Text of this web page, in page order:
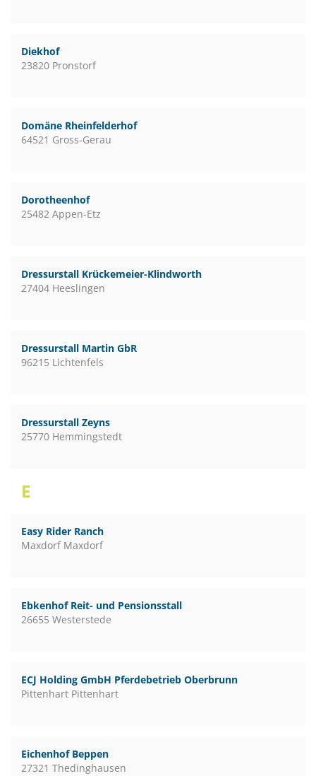
Diekhof
23820 Pronstorf
Domäne Rheinfelderhof
64521 Gross-Gerau
Dorotheenhof
25482 Appen-Etz
Dressurstall Krückemeier-Klindworth
27404 Heeslingen
Dressurstall Martin GbR
96215 Lichtenfels
Dressurstall Zeyns
25770 Hemmingstedt
E
Easy Rider Ranch
Maxdorf Maxdorf
Ebkenhof Reit- und Pensionsstall
26655 Westerstede
ECJ Holding GmbH Pferdebetrieb Oberbrunn
Pittenhart Pittenhart
Eichenhof Beppen
27321 Thedinghausen